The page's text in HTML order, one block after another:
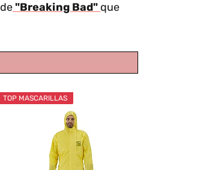
de"Breaking Bad" que
TOP MASCARILLAS